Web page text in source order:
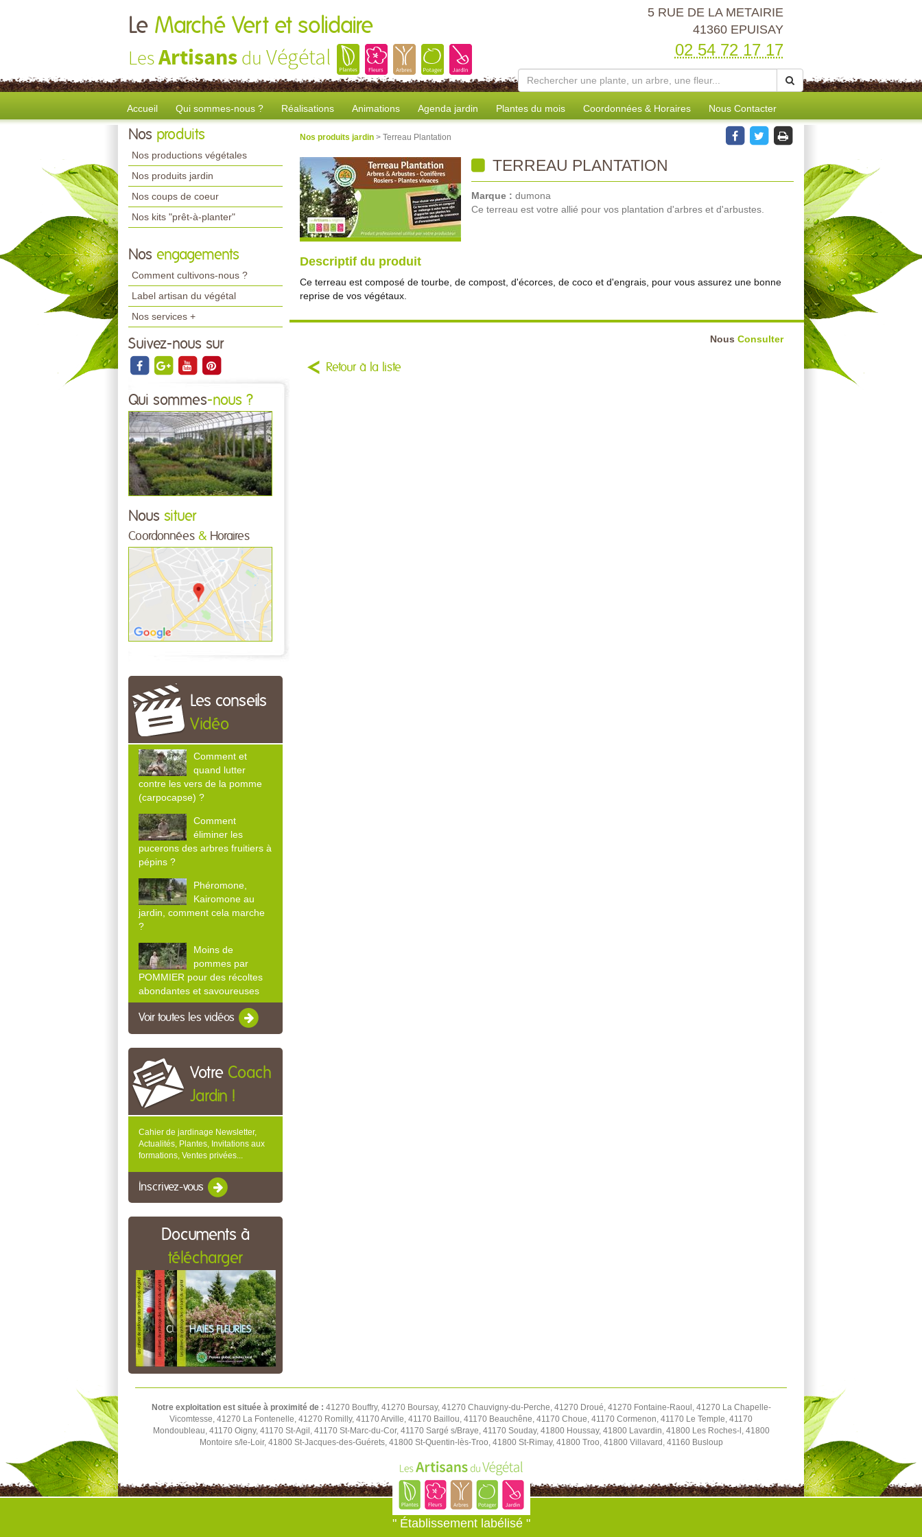
Le Marché Vert et solidaire
LesArtisans du Végétal
5 RUE DE LA METAIRIE
41360 EPUISAY
02 54 72 17 17
Accueil Qui sommes-nous ? Réalisations Animations Agenda jardin Plantes du mois Coordonnées & Horaires Nous Contacter
Nos produits
Nos productions végétales
Nos produits jardin
Nos coups de coeur
Nos kits "prêt-à-planter"
Nos engagements
Comment cultivons-nous ?
Label artisan du végétal
Nos services +
Suivez-nous sur
Qui sommes-nous ?
Nous situer
Coordonnées & Horaires
Les conseils
Vidéo
Comment et
quand lutter
contre les vers de la pomme
(carpocapse) ?
Comment
éliminer les
pucerons des arbres fruitiers à
pépins ?
Phéromone,
Kairomone au
jardin, comment cela marche
?
Moins de
pommes par
POMMIER pour des récoltes
abondantes et savoureuses
Voir toutes les vidéos
Votre Coach
Jardin !
Cahier de jardinage Newsletter,
Actualités, Plantes, Invitations aux
formations, Ventes privées...
Inscrivez-vous
Documents à
télécharger
Nos produits jardin > Terreau Plantation
TERREAU PLANTATION
Marque : dumona
Ce terreau est votre allié pour vos plantation d'arbres et d'arbustes.
Descriptif du produit
Ce terreau est composé de tourbe, de compost, d'écorces, de coco et d'engrais, pour vous assurez une bonne
reprise de vos végétaux.
Nous Consulter
Retour à la liste
Notre exploitation est située à proximité de : 41270 Bouffry, 41270 Boursay, 41270 Chauvigny-du-Perche, 41270 Droué, 41270 Fontaine-Raoul, 41270 La Chapelle-
Vicomtesse, 41270 La Fontenelle, 41270 Romilly, 41170 Arville, 41170 Baillou, 41170 Beauchêne, 41170 Choue, 41170 Cormenon, 41170 Le Temple, 41170
Mondoubleau, 41170 Oigny, 41170 St-Agil, 41170 St-Marc-du-Cor, 41170 Sargé s/Braye, 41170 Souday, 41800 Houssay, 41800 Lavardin, 41800 Les Roches-l, 41800
Montoire s/le-Loir, 41800 St-Jacques-des-Guérets, 41800 St-Quentin-lès-Troo, 41800 St-Rimay, 41800 Troo, 41800 Villavard, 41160 Busloup
" Établissement labélisé "